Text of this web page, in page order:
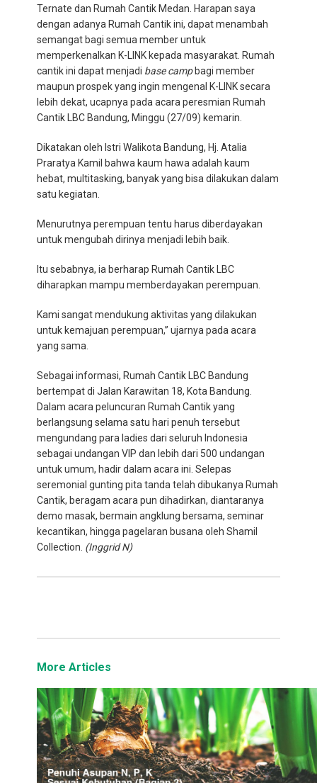
Ternate dan Rumah Cantik Medan. Harapan saya
dengan adanya Rumah Cantik ini, dapat menambah
semangat bagi semua member untuk
memperkenalkan K-LINK kepada masyarakat. Rumah
cantik ini dapat menjadi base campbagi member
maupun prospek yang ingin mengenal K-LINK secara
lebih dekat, ucapnya pada acara peresmian Rumah
Cantik LBC Bandung, Minggu (27/09) kemarin.
Dikatakan oleh Istri Walikota Bandung, Hj. Atalia
Praratya Kamil bahwa kaum hawa adalah kaum
hebat, multitasking, banyak yang bisa dilakukan dalam
satu kegiatan.
Menurutnya perempuan tentu harus diberdayakan
untuk mengubah dirinya menjadi lebih baik.
Itu sebabnya, ia berharap Rumah Cantik LBC
diharapkan mampu memberdayakan perempuan.
Kami sangat mendukung aktivitas yang dilakukan
untuk kemajuan perempuan,” ujarnya pada acara
yang sama.
Sebagai informasi, Rumah Cantik LBC Bandung
bertempat di Jalan Karawitan 18, Kota Bandung.
Dalam acara peluncuran Rumah Cantik yang
berlangsung selama satu hari penuh tersebut
mengundang para ladies dari seluruh Indonesia
sebagai undangan VIP dan lebih dari 500 undangan
untuk umum, hadir dalam acara ini. Selepas
seremonial gunting pita tanda telah dibukanya Rumah
Cantik, beragam acara pun dihadirkan, diantaranya
demo masak, bermain angklung bersama, seminar
kecantikan, hingga pagelaran busana oleh Shamil
Collection. (Inggrid N)
More Articles